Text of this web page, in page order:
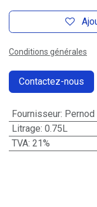
Conditions générales
Contactez-nous
Fournisseur: Pernod
Litrage: 0.75L
TVA: 21%